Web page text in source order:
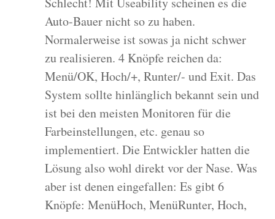
Auto-Bauer nicht so zu haben.
Normalerweise ist sowas ja nicht schwer
zu realisieren. 4 Knöpfe reichen da:
Menü/OK, Hoch/+, Runter/- und Exit. Das
System sollte hinlänglich bekannt sein und
ist bei den meisten Monitoren für die
Farbeinstellungen, etc. genau so
implementiert. Die Entwickler hatten die
Lösung also wohl direkt vor der Nase. Was
aber ist denen eingefallen: Es gibt 6
Knöpfe: MenüHoch, MenüRunter, Hoch,